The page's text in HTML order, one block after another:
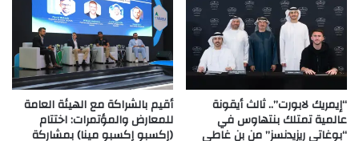
“إيمريك لابورت”.. ثالث أيقونة
عالمية تمتلك بنتهاوس في
“بوغاتي ريزيدنسز” من بن غاطي
أقيم بالشراكة مع الهيئة العامة
للمعارض والمؤتمرات: اختتام
(إكسبو إكسبو مينا) بمشاركة